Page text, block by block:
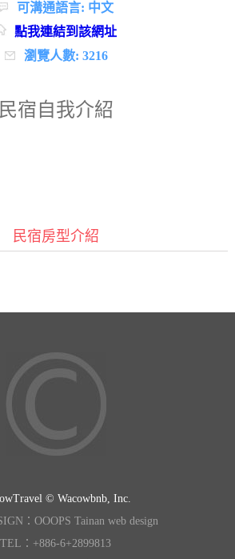
可溝通語言: 中文
點我連結到該網址
瀏覽人數: 3216
民宿自我介紹
民宿房型介紹
© Wacowbnb, Inc.
：OOOPS Tainan web design
TEL：+886-6+2899813